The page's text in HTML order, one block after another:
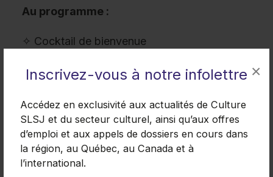
Inscrivez-vous à notre infolettre
Accédez en exclusivité aux actualités de Culture
SLSJ et du secteur culturel, ainsi qu’aux offres
d’emploi et aux appels de dossiers en cours dans
la région, au Québec, au Canada et à
l’international.
×
Au programme :
✧ Cocktail de bienvenue
✧ Prestations artistiques
✧ Rencontre avec la communauté culturelle
régionale
*Inscription obligatoire pour l'AGA
juin.